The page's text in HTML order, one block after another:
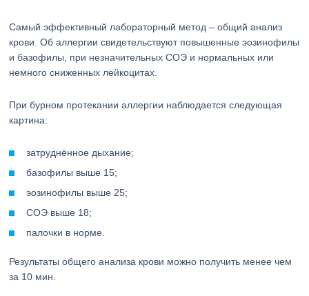
Самый эффективный лабораторный метод – общий анализ
крови. Об аллергии свидетельствуют повышенные эозинофилы
и базофилы, при незначительных СОЭ и нормальных или
немного сниженных лейкоцитах.
При бурном протекании аллергии наблюдается следующая
картина:
затруднённое дыхание;
базофилы выше 15;
эозинофилы выше 25;
СОЭ выше 18;
палочки в норме.
Результаты общего анализа крови можно получить менее чем
за 10 мин.